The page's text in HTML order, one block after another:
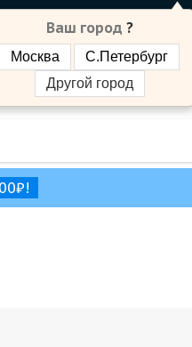
Ваш город ?
Москва
С.Петербург
Другой город